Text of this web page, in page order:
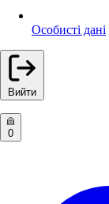
Особисті дані
Вийти
0